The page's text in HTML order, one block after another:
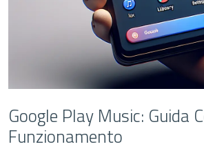
Google Play Music: Guida
Funzionamento